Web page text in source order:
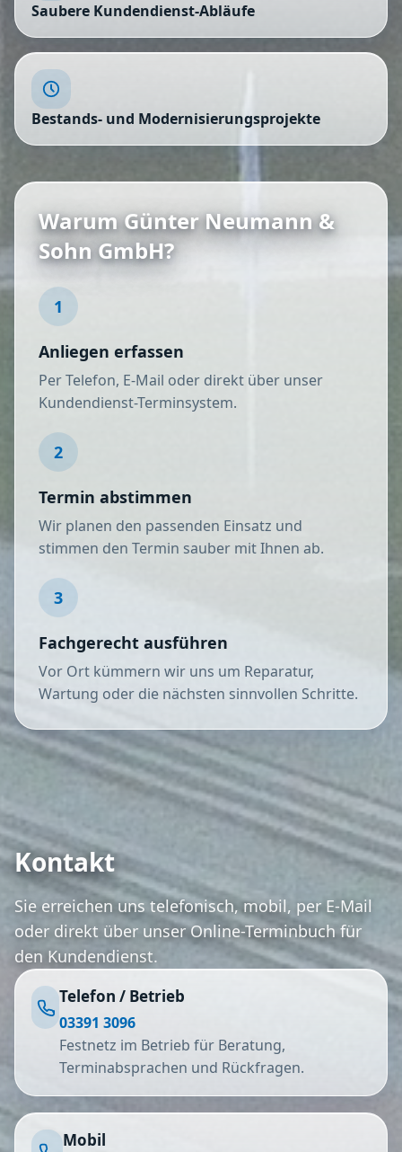
Saubere Kundendienst-Abläufe
Bestands- und Modernisierungsprojekte
Warum Günter Neumann &
Sohn GmbH?
1
Anliegen erfassen
Per Telefon, E-Mail oder direkt über unser
Kundendienst-Terminsystem.
2
Termin abstimmen
Wir planen den passenden Einsatz und
stimmen den Termin sauber mit Ihnen ab.
3
Fachgerecht ausführen
Vor Ort kümmern wir uns um Reparatur,
Wartung oder die nächsten sinnvollen Schritte.
Kontakt
Sie erreichen uns telefonisch, mobil, per E-Mail
oder direkt über unser Online-Terminbuch für
den Kundendienst.
Telefon / Betrieb
03391 3096
Festnetz im Betrieb für Beratung,
Terminabsprachen und Rückfragen.
Mobil